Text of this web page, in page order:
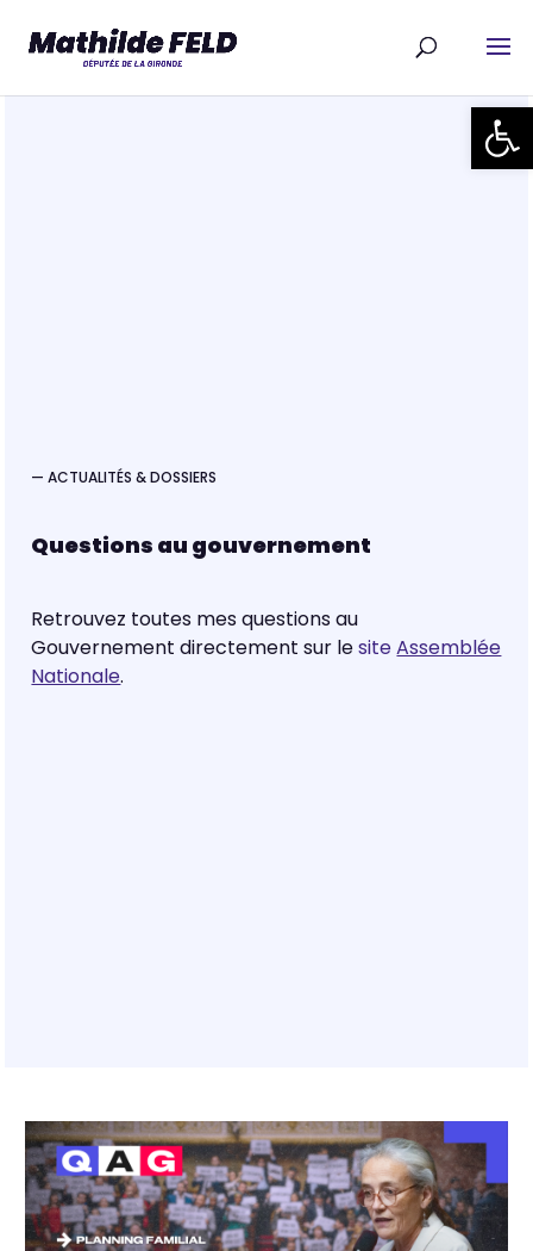
Ouvrir
— ACTUALITÉS & DOSSIERS
Questions au gouvernement
Retrouvez toutes mes questions au
Gouvernement directement sur lesiteAssemblée
Nationale.